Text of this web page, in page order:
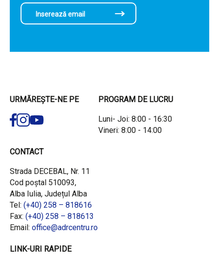
URMĂREȘTE-NE PE PROGRAM DE LUCRU
Luni- Joi: 8:00 - 16:30
Vineri: 8:00 - 14:00
CONTACT
Strada DECEBAL, Nr. 11
Cod poștal 510093,
Alba Iulia, Județul Alba
Tel: (+40) 258 – 818616
Fax: (+40) 258 – 818613
Email: office@adrcentru.ro
LINK-URI RAPIDE